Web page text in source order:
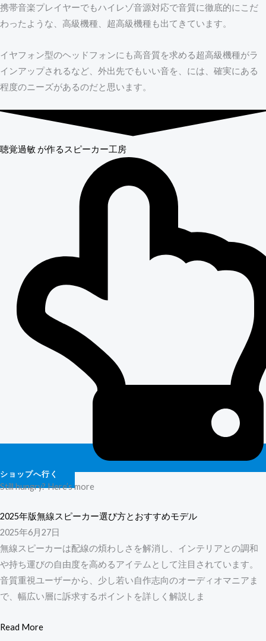
携帯音楽プレイヤーでもハイレゾ音源対応で音質に徹底的にこだ
わったような、高級機種、超高級機種も出てきています。
イヤフォン型のヘッドフォンにも高音質を求める超高級機種がラ
インアップされるなど、外出先でもいい音を、には、確実にある
程度のニーズがあるのだと思います。
聴覚過敏 が作るスピーカー工房
ショップへ行く
Still hungry? Here’s more
2025年版無線スピーカー選び方とおすすめモデル
2025年6月27日
無線スピーカーは配線の煩わしさを解消し、インテリアとの調和
や持ち運びの自由度を高めるアイテムとして注目されています。
音質重視ユーザーから、少し若い自作志向のオーディオマニアま
で、幅広い層に訴求するポイントを詳しく解説しま
Read More